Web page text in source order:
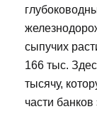
сыпучих
166 тыс.
тысячу,
части